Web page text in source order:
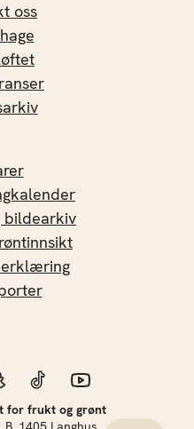
oss
bildearkiv
for frukt og grønt